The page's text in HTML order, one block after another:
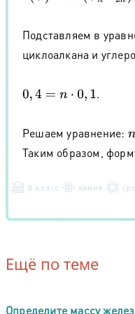
Подставляем в
циклоалкана и
0,4= n⋅0 1 .
Решаем уравнение: n=
Таким образом,
8 класс химия
Ещё по теме
Определите массу